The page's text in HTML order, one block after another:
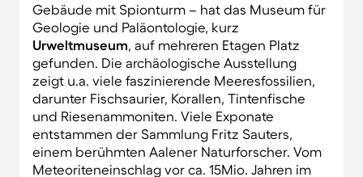
Gebäude mit Spionturm – hat das Museum für
Geologie und Paläontologie, kurz
Urweltmuseum, auf mehreren Etagen Platz
gefunden. Die archäologische Ausstellung
zeigt u.a. viele faszinierende Meeresfossilien,
darunter Fischsaurier, Korallen, Tintenfische
und Riesenammoniten. Viele Exponate
entstammen der Sammlung Fritz Sauters,
einem berühmten Aalener Naturforscher. Vom
Meteoriteneinschlag vor ca. 15Mio. Jahren im